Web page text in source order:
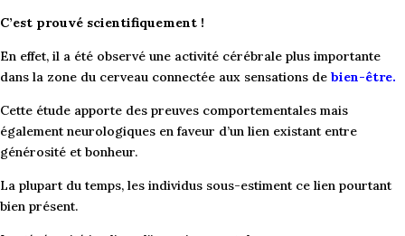
C’est prouvé scientifiquement !
En effet, il a été observé une activité cérébrale plus importante
dans la zone du cerveau connectée aux sensations de bien-être.
Cette étude apporte des preuves comportementales mais
également neurologiques en faveur d’un lien existant entre
générosité et bonheur.
La plupart du temps, les individus sous-estiment ce lien pourtant
bien présent.